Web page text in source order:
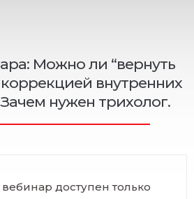
Можно ли “вернуть
внутренних
нужен трихолог.
доступен только